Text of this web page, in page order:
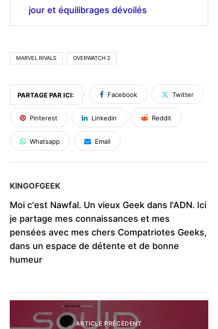
jour et équilibrages dévoilés
MARVEL RIVALS OVERWATCH 2
PARTAGE PAR ICI: Facebook Twitter
Pinterest Linkedin Reddit
Whatsapp Email
KINGOFGEEK
Moi c'est Nawfal. Un vieux Geek dans l'ADN. Ici
je partage mes connaissances et mes
pensées avec mes chers Compatriotes Geeks,
dans un espace de détente et de bonne
humeur
ARTICLE PRÉCÈDENT